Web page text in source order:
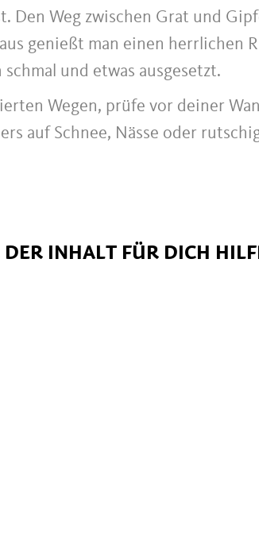
Den Weg zwischen Grat und
genießt man einen herrlichen
und etwas ausgesetzt.
Wegen, prüfe vor deiner
auf Schnee, Nässe oder
INHALT FÜR DICH